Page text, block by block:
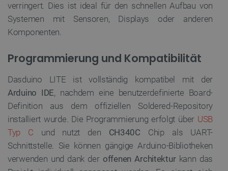
verringert. Dies ist ideal für den schnellen Aufbau von
Systemen mit Sensoren, Displays oder anderen
Komponenten.
Programmierung und Kompatibilität
Dasduino LITE ist vollständig kompatibel mit der
Arduino IDE, nachdem eine benutzerdefinierte Board-
Definition aus dem offiziellen Soldered-Repository
installiert wurde. Die Programmierung erfolgt über USB
Typ C und nutzt den CH340C Chip als UART-
Schnittstelle. Sie können gängige Arduino-Bibliotheken
verwenden und dank der offenen Architekturkann das
PERFORMANCE
Unbedingt erforderlich Performance
Targeting Funktionalität
wesentliche Kernfunktionen der Website wie die
Benutzeranmeldung und die Kontoverwaltung. Ohne